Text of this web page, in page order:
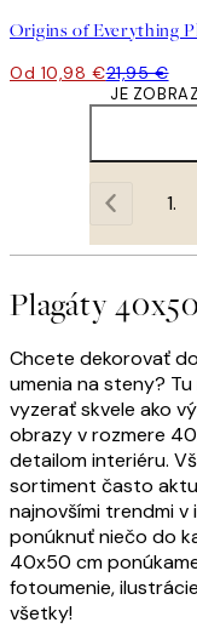
Origins of Everything
Od 10,98 €21,95 €
JE
Plagáty
Chcete dekorovať
umenia na steny?
vyzerať skvele ako
obrazy v rozmere
detailom interiéru.
sortiment často
najnovšími trendmi v
ponúknuť niečo do
40x50 cm
fotoumenie,
všetky!